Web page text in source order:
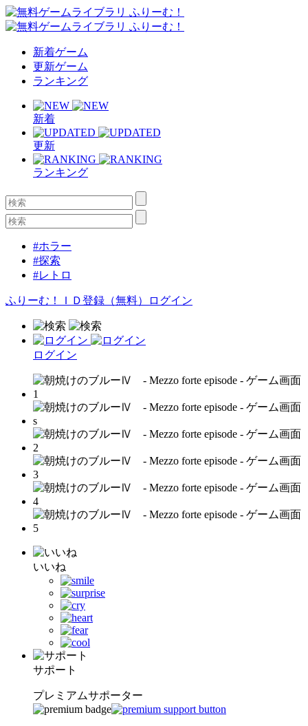
新着ゲーム
更新ゲーム
ランキング
新着
更新
ランキング
#ホラー
#探索
#レトロ
ふりーむ！ＩＤ登録（無料） ログイン
ログイン
いいね
サポート
プレミアムサポーター